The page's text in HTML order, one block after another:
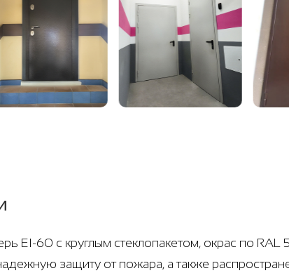
EI-60 с круглым стеклопакетом, окрас по RAL
защиту от пожара, а также